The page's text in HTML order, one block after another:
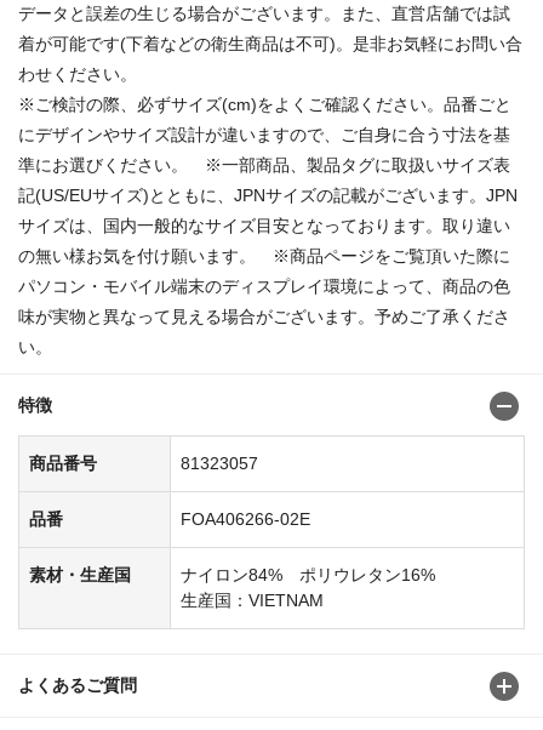
データと誤差の生じる場合がございます。また、直営店舗では試
着が可能です(下着などの衛生商品は不可)。是非お気軽にお問い合
わせください。
※ご検討の際、必ずサイズ(cm)をよくご確認ください。品番ごと
にデザインやサイズ設計が違いますので、ご自身に合う寸法を基
準にお選びください。 ※一部商品、製品タグに取扱いサイズ表
記(US/EUサイズ)とともに、JPNサイズの記載がございます。JPN
サイズは、国内一般的なサイズ目安となっております。取り違い
の無い様お気を付け願います。 ※商品ページをご覧頂いた際に
パソコン・モバイル端末のディスプレイ環境によって、商品の色
味が実物と異なって見える場合がございます。予めご了承くださ
い。
特徴
商品番号 81323057
品番 FOA406266-02E
素材・生産国
ナイロン84% ポリウレタン16%
生産国：VIETNAM
よくあるご質問